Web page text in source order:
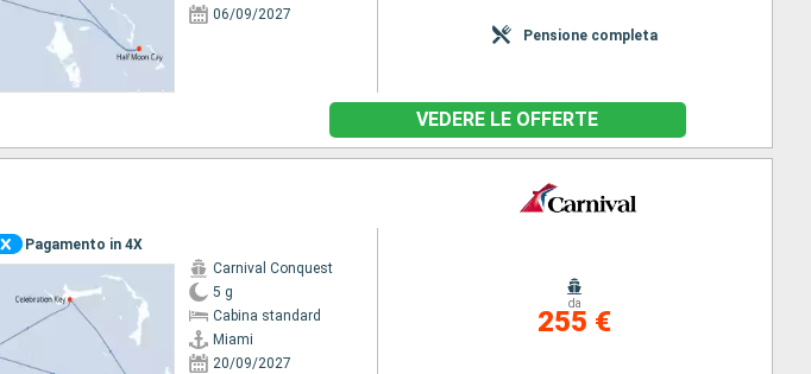
06/09/2027
Pensione completa
VEDERE LE OFFERTE
Pagamento in 4X
Carnival Conquest
5 g
Cabina standard
Miami
20/09/2027
da
255 €